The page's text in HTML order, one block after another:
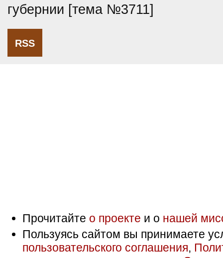
губернии [тема №3711]
RSS
Прочитайте о проекте и о нашей
Пользуясь сайтом вы принимаете
пользовательского соглашения,